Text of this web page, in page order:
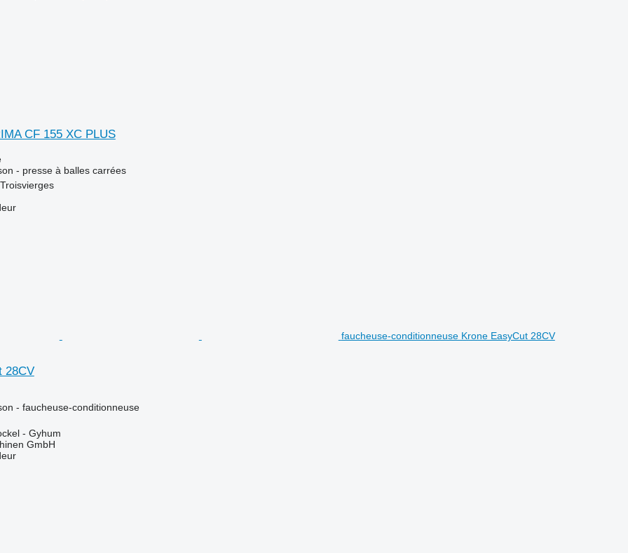
CF 155 XC PLUS
- presse à balles carrées
faucheuse-conditionneuse Krone EasyCut 28CV
28CV
- faucheuse-conditionneuse
- Gyhum
GmbH